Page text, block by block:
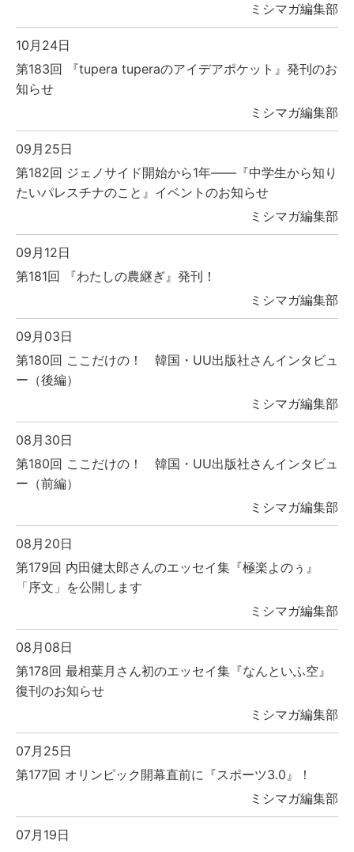
ミシマガ編集部
10月24日
第183回 『tupera tuperaのアイデアポケット』発刊のお
知らせ
ミシマガ編集部
09月25日
第182回 ジェノサイド開始から1年――『中学生から知り
たいパレスチナのこと』イベントのお知らせ
ミシマガ編集部
09月12日
第181回 『わたしの農継ぎ』発刊！
ミシマガ編集部
09月03日
第180回 ここだけの！ 韓国・UU出版社さんインタビュ
ー（後編）
ミシマガ編集部
08月30日
第180回 ここだけの！ 韓国・UU出版社さんインタビュ
ー（前編）
ミシマガ編集部
08月20日
第179回 内田健太郎さんのエッセイ集『極楽よのぅ』
「序文」を公開します
ミシマガ編集部
08月08日
第178回 最相葉月さん初のエッセイ集『なんといふ空』
復刊のお知らせ
ミシマガ編集部
07月25日
第177回 オリンピック開幕直前に『スポーツ3.0』！
ミシマガ編集部
07月19日